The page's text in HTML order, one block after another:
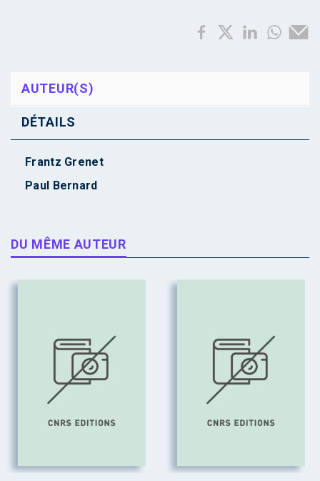
AUTEUR(S)
DÉTAILS
Frantz Grenet
Paul Bernard
DU MÊME AUTEUR